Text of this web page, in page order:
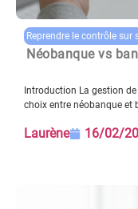
Reprendre le contrôle sur
Néobanque vs
Introduction La gestion
choix entre néobanque et
Laurène 16/02/